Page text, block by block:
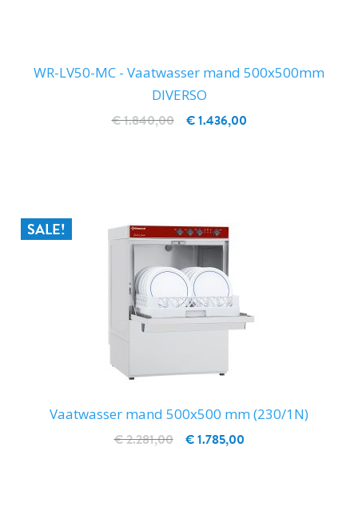
WR-LV50-MC - Vaatwasser mand 500x500mm
DIVERSO
€ 1.436,00
€ 1.840,00
SALE!
Vaatwasser mand 500x500 mm (230/1N)
€ 1.785,00
€ 2.281,00